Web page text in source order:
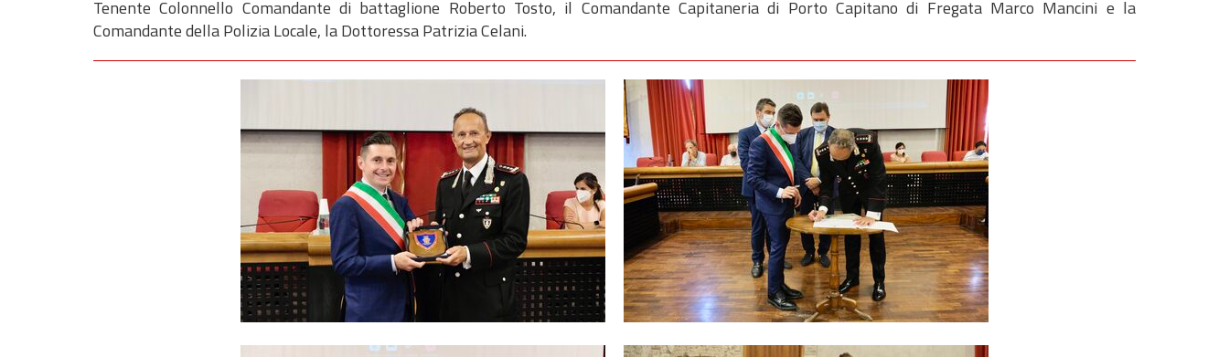
Tenente Colonnello Comandante di battaglione Roberto Tosto, il Comandante Capitaneria di Porto Capitano di Fregata Marco Mancini e la
Comandante della Polizia Locale, la Dottoressa Patrizia Celani.